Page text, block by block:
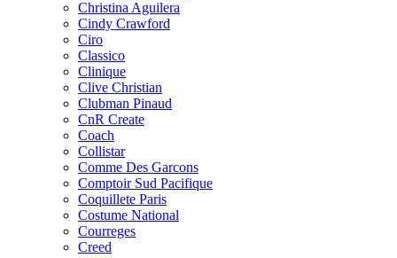
Christina Aguilera
Cindy Crawford
Ciro
Classico
Clinique
Clive Christian
Clubman Pinaud
CnR Create
Coach
Collistar
Comme Des Garcons
Comptoir Sud Pacifique
Coquillete Paris
Costume National
Courreges
Creed